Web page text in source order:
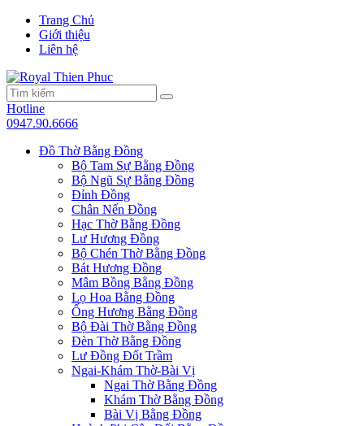
Trang Chủ
Giới thiệu
Liên hệ
Hotline
0947.90.6666
Đồ Thờ Bằng Đồng
Bộ Tam Sự Bằng Đồng
Bộ Ngũ Sự Bằng Đồng
Đỉnh Đồng
Chân Nến Đồng
Hạc Thờ Bằng Đồng
Lư Hương Đồng
Bộ Chén Thờ Bằng Đồng
Bát Hương Đồng
Mâm Bồng Bằng Đồng
Lọ Hoa Bằng Đồng
Ống Hương Bằng Đồng
Bộ Đài Thờ Bằng Đồng
Đèn Thờ Bằng Đồng
Lư Đồng Đốt Trầm
Ngai-Khám Thờ-Bài Vị
Ngai Thờ Bằng Đồng
Khám Thờ Bằng Đồng
Bài Vị Bằng Đồng